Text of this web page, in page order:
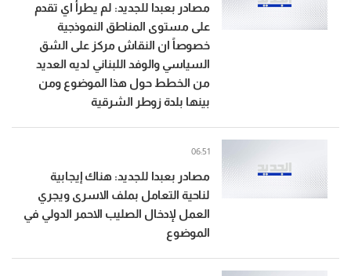
مصادر بعبدا للجديد: لم يطرأ اي تقدم
على مستوى المناطق النموذجية
خصوصاً ان النقاش مركز على الشق
السياسي والوفد اللبناني لديه العديد
من الخطط حول هذا الموضوع ومن
بينها بلدة زوطر الشرقية
مصادر بعبدا للجديد: هناك إيجابية
لناحية التعامل بملف الاسرى ويجري
العمل لإدخال الصليب الاحمر الدولي في
الموضوع
06:51